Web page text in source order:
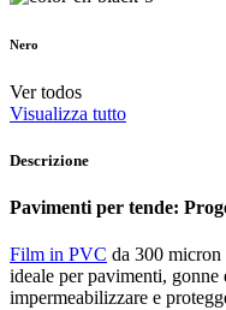
Nero
Ver todos
Visualizza tutto
Descrizione
Pavimenti per tende:
Film in PVC da 300
ideale per pavimenti, gonne
impermeabilizzare e